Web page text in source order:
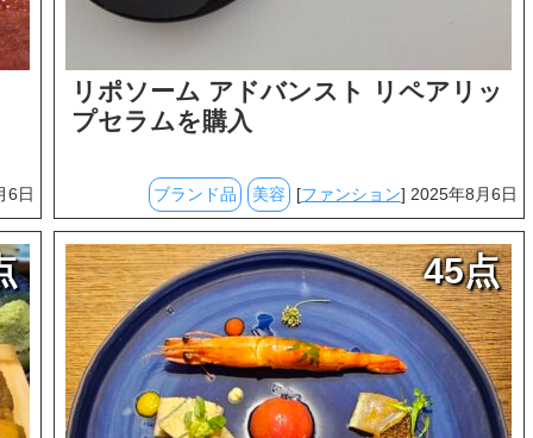
6日
リポソーム アドバンスト リペアリッ
プセラムを購入
ブランド品 美容 [ファンション] 2025年8月6日
45点